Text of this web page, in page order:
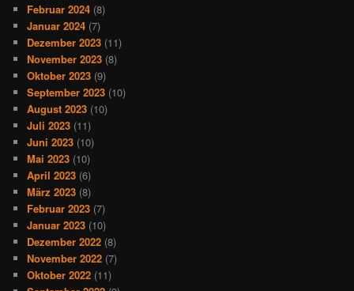
Februar 2024 (8)
Januar 2024 (7)
Dezember 2023 (11)
November 2023 (8)
Oktober 2023 (9)
September 2023 (10)
August 2023 (10)
Juli 2023 (11)
Juni 2023 (10)
Mai 2023 (10)
April 2023 (6)
März 2023 (8)
Februar 2023 (7)
Januar 2023 (10)
Dezember 2022 (8)
November 2022 (7)
Oktober 2022 (11)